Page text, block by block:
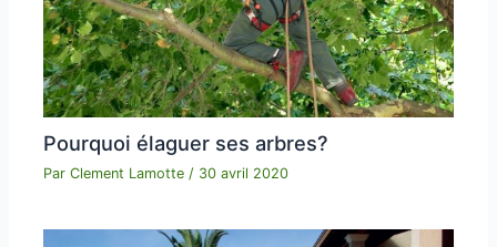
Pourquoi élaguer ses arbres?
ParClement Lamotte/ 30 avril 2020